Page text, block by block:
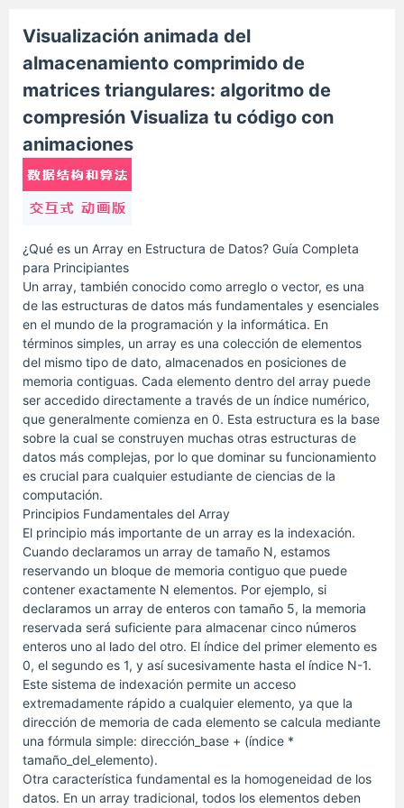
Visualización animada del
almacenamiento comprimido de
matrices triangulares: algoritmo de
compresión Visualiza tu código con
animaciones
¿Qué es un Array en Estructura de Datos? Guía Completa
para Principiantes
Un array, también conocido como arreglo o vector, es una
de las estructuras de datos más fundamentales y esenciales
en el mundo de la programación y la informática. En
términos simples, un array es una colección de elementos
del mismo tipo de dato, almacenados en posiciones de
memoria contiguas. Cada elemento dentro del array puede
ser accedido directamente a través de un índice numérico,
que generalmente comienza en 0. Esta estructura es la base
sobre la cual se construyen muchas otras estructuras de
datos más complejas, por lo que dominar su funcionamiento
es crucial para cualquier estudiante de ciencias de la
computación.
Principios Fundamentales del Array
El principio más importante de un array es la indexación.
Cuando declaramos un array de tamaño N, estamos
reservando un bloque de memoria contiguo que puede
contener exactamente N elementos. Por ejemplo, si
declaramos un array de enteros con tamaño 5, la memoria
reservada será suficiente para almacenar cinco números
enteros uno al lado del otro. El índice del primer elemento es
0, el segundo es 1, y así sucesivamente hasta el índice N-1.
Este sistema de indexación permite un acceso
extremadamente rápido a cualquier elemento, ya que la
dirección de memoria de cada elemento se calcula mediante
una fórmula simple: dirección_base + (índice *
tamaño_del_elemento).
Otra característica fundamental es la homogeneidad de los
datos. En un array tradicional, todos los elementos deben